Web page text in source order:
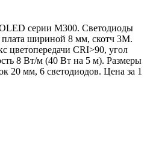
серии M300. Светодиоды
шириной 8 мм, скотч 3M.
CRI>90, угол
8 Вт/м (40 Вт на 5 м). Размеры
20 мм, 6 светодиодов. Цена за 1